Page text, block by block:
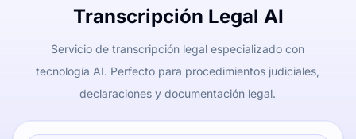
Transcripción Legal AI
Servicio de transcripción legal especializado con
tecnología AI. Perfecto para procedimientos judiciales,
declaraciones y documentación legal.